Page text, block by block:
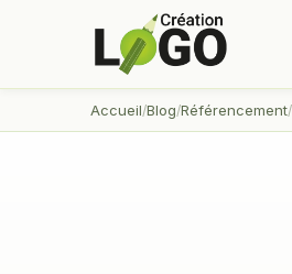
Accueil Blog Référencement